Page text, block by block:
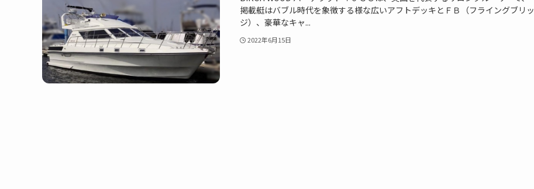
掲載艇はバブル時代を象徴する様な広いアフトデッキとＦＢ（フライングブリッ
ジ）、豪華なキャ...
2022年6月15日